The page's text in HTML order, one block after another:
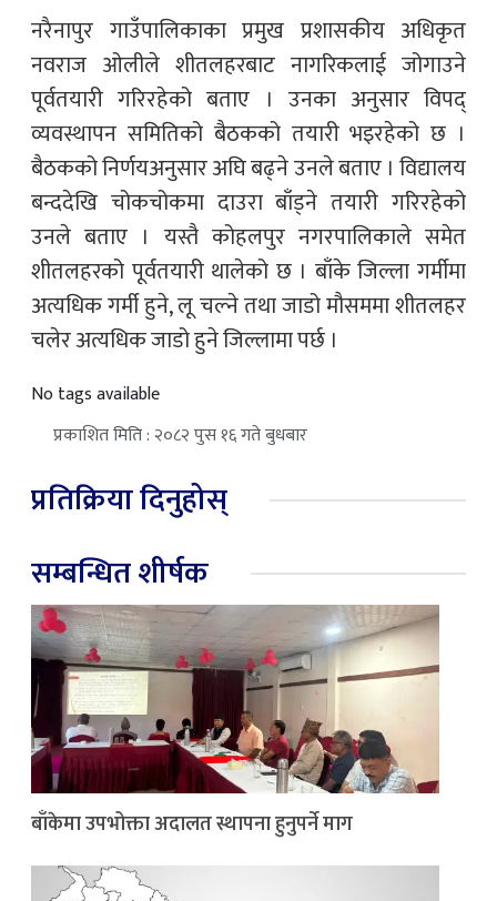
नरैनापुर गाउँपालिकाका प्रमुख प्रशासकीय अधिकृत
नवराज ओलीले शीतलहरबाट नागरिकलाई जोगाउने
पूर्वतयारी गरिरहेको बताए । उनका अनुसार विपद्
व्यवस्थापन समितिको बैठकको तयारी भइरहेको छ ।
बैठकको निर्णयअनुसार अघि बढ्ने उनले बताए । विद्यालय
बन्ददेखि चोकचोकमा दाउरा बाँड्ने तयारी गरिरहेको
उनले बताए । यस्तै कोहलपुर नगरपालिकाले समेत
शीतलहरको पूर्वतयारी थालेको छ । बाँके जिल्ला गर्मीमा
अत्यधिक गर्मी हुने, लू चल्ने तथा जाडो मौसममा शीतलहर
चलेर अत्यधिक जाडो हुने जिल्लामा पर्छ ।
No tags available
प्रकाशित मिति : २०८२ पुस १६ गते बुधबार
प्रतिक्रिया दिनुहोस्
सम्बन्धित शीर्षक
बाँकेमा उपभोक्ता अदालत स्थापना हुनुपर्ने माग